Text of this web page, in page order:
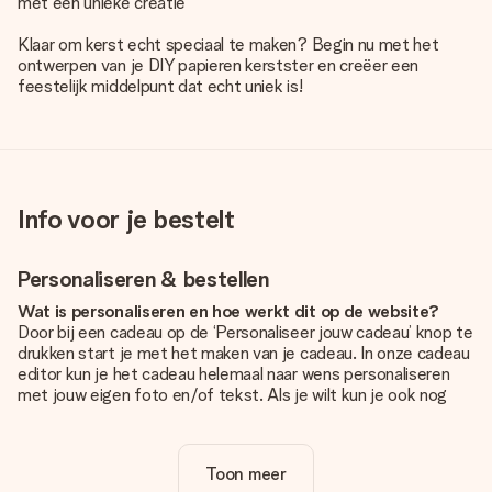
Klaar om kerst echt speciaal te maken? Begin nu met het
ontwerpen van je DIY papieren kerstster en creëer een
feestelijk middelpunt dat echt uniek is!
Info voor je bestelt
Personaliseren & bestellen
Wat is personaliseren en hoe werkt dit op de website?
Door bij een cadeau op de ‘Personaliseer jouw cadeau’ knop te
drukken start je met het maken van je cadeau. In onze cadeau
editor kun je het cadeau helemaal naar wens personaliseren
met jouw eigen foto en/of tekst. Als je wilt kun je ook nog
Is personalisatie in de prijs inbegrepen?
Toon meer